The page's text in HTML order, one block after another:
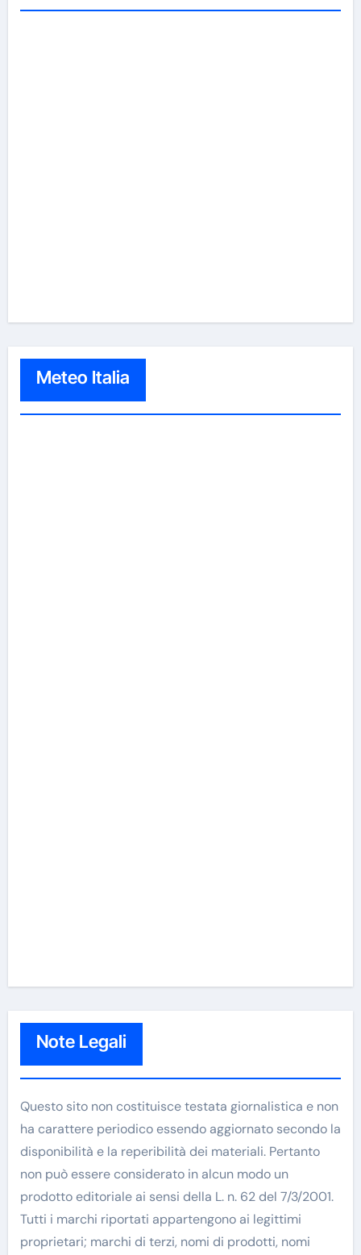
Meteo Italia
Note Legali
Questo sito non costituisce testata giornalistica e non
ha carattere periodico essendo aggiornato secondo la
disponibilità e la reperibilità dei materiali. Pertanto
non può essere considerato in alcun modo un
prodotto editoriale ai sensi della L. n. 62 del 7/3/2001.
Tutti i marchi riportati appartengono ai legittimi
proprietari; marchi di terzi, nomi di prodotti, nomi